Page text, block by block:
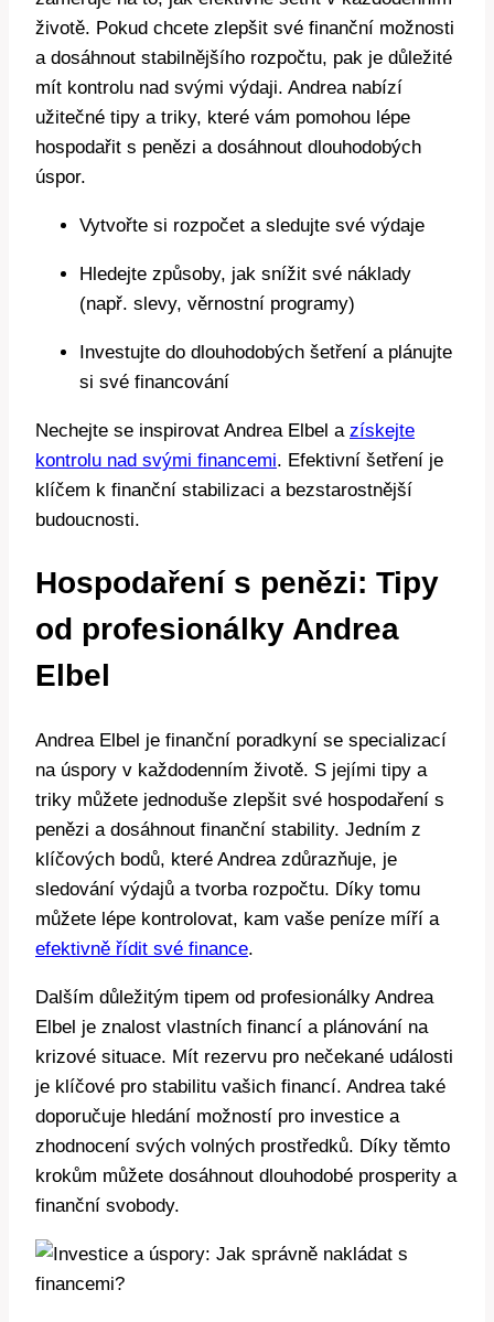
životě. Pokud chcete zlepšit své finanční možnosti
a dosáhnout stabilnějšího rozpočtu, pak je důležité
mít kontrolu nad svými výdaji. Andrea nabízí
užitečné tipy a triky, které vám pomohou lépe
hospodařit s penězi a dosáhnout dlouhodobých
úspor.
Vytvořte si rozpočet a sledujte své výdaje
Hledejte způsoby, jak snížit své náklady
(např. slevy, věrnostní programy)
Investujte do dlouhodobých šetření a plánujte
si své financování
Nechejte se inspirovat Andrea Elbel a získejte
kontrolu nad svými financemi. Efektivní šetření je
klíčem k finanční stabilizaci a bezstarostnější
budoucnosti.
Hospodaření s penězi: Tipy
od profesionálky Andrea
Elbel
Andrea Elbel je finanční poradkyní se specializací
na úspory v každodenním životě. S jejími tipy a
triky můžete jednoduše zlepšit své hospodaření s
penězi a dosáhnout finanční stability. Jedním z
klíčových bodů, které Andrea zdůrazňuje, je
sledování výdajů a tvorba rozpočtu. Díky tomu
můžete lépe kontrolovat, kam vaše peníze míří a
efektivně řídit své finance.
Dalším důležitým tipem od profesionálky Andrea
Elbel je znalost vlastních financí a plánování na
krizové situace. Mít rezervu pro nečekané události
je klíčové pro stabilitu vašich financí. Andrea také
doporučuje hledání možností pro investice a
zhodnocení svých volných prostředků. Díky těmto
krokům můžete dosáhnout dlouhodobé prosperity a
finanční svobody.